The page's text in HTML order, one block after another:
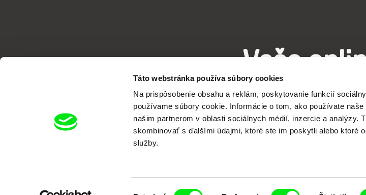
Táto webstránka používa súbory cookies
Na prispôsobenie obsahu a reklám, poskytovanie funkcií
používame súbory cookie. Informácie o tom, ako používate
našim partnerom v oblasti sociálnych médií, inzercie a analýzy.
skombinovať s ďalšími údajmi, ktoré ste im poskytli alebo ktoré
služby.
Vaše
Nové filmy
Portál DAFilms vznikol vďaka tvorivej spolupráci siedmich
pod Doc